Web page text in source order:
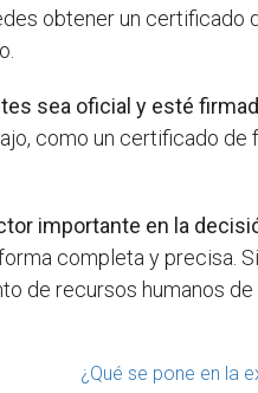
obtener un
sea oficial y esté
como un certificado
importante en la
completa y precisa.
de recursos humanos
¿Qué se pone en la